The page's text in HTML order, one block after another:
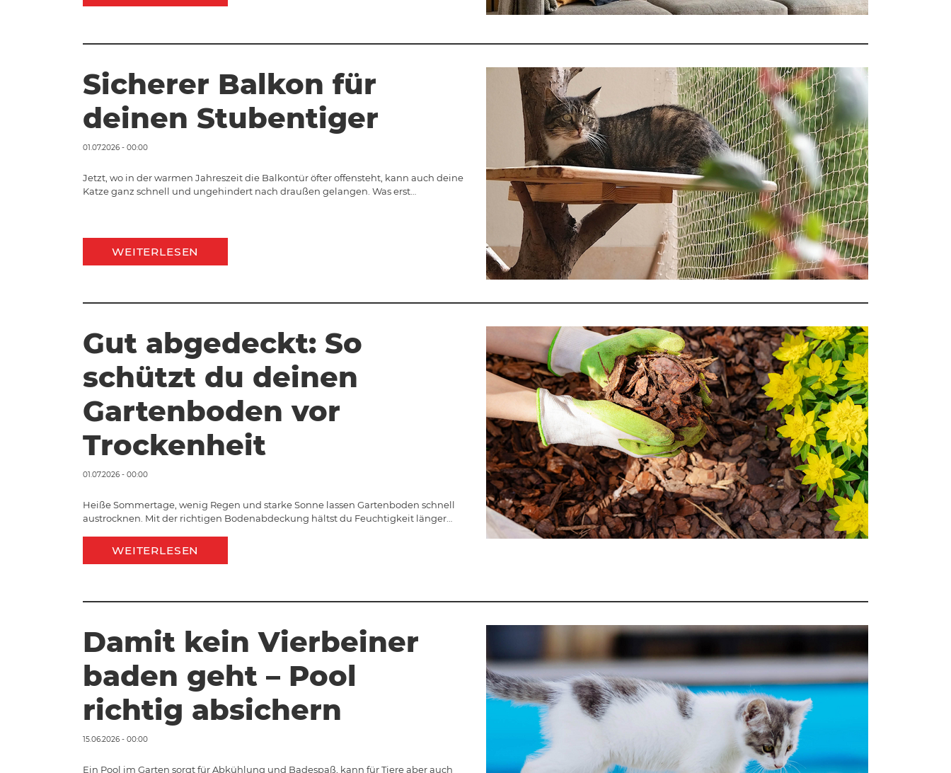
Sicherer Balkon für
deinen Stubentiger
01.07.2026 - 00:00
Jetzt, wo in der warmen Jahreszeit die Balkontür öfter offensteht, kann auch deine
Katze ganz schnell und ungehindert nach draußen gelangen. Was erst…
WEITERLESEN
Gut abgedeckt: So
schützt du deinen
Gartenboden vor
Trockenheit
01.07.2026 - 00:00
Heiße Sommertage, wenig Regen und starke Sonne lassen Gartenboden schnell
austrocknen. Mit der richtigen Bodenabdeckung hältst du Feuchtigkeit länger…
WEITERLESEN
Damit kein Vierbeiner
baden geht – Pool
richtig absichern
15.06.2026 - 00:00
Ein Pool im Garten sorgt für Abkühlung und Badespaß, kann für Tiere aber auch